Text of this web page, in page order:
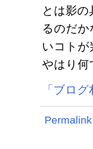
とは影
るのだ
いコト
やはり何
「ブロ
Permalink